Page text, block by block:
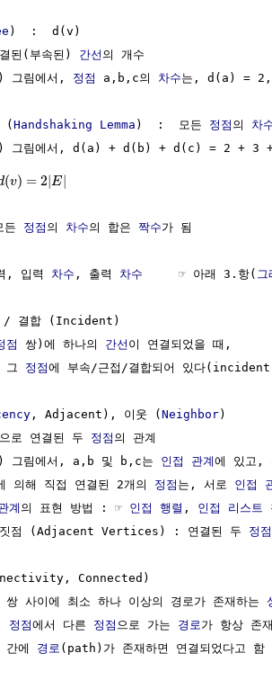
)  :  d(v)
된(부속된) 간선 의 개수
그림에서,
정점 a,b,c의 차수는, d(a) =
(
Handshaking Lemma )  :  모든 정점 의 차
그림에서, d(a) + d(b) + d(c) = 2 + 3
(v) = 2| E |
든
정점 의 차수의 합은 짝수가 됨
, 입력
차수 , 출력 차수
     ☞ 아래 3.항(
그
/ 결합 (Incident)
점 쌍)에 하나의 간선 이 연결되었을 때,
그 정점에 부속/근접/결합되어 있다
, Adjacent), 이웃 (Neighbor)
으로 연결된 두 정점 의 관계
그림에서, a,b 및 b,c는
인접 관계에 있고,
의해 직접 연결된 2개의 정점 는, 서로 인접
계의 표현 방법 : ☞ 인접 행렬 , 인접 리스트
점 (Adjacent Vertices) : 연결된 두
정점
Connected)
쌍 사이에 최소 하나 이상의 경로가 존재하는
정점에서 다른 정점 으로 가는 경로 가 항상 존
간에 경로 (path)가 존재하면 연결되었다고 함